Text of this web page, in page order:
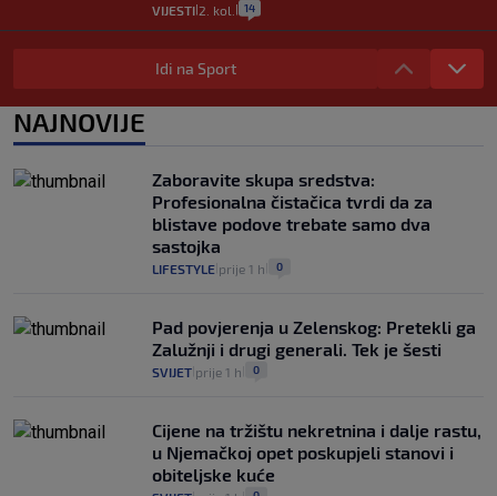
VIJESTI 2. kol. 14
"Kći je otišla na more, a zaboravila
zdravstvenu iskaznicu". Kakva su prava
pacijenata izvan mjesta prebivališta?
1
Plenković na 15 dana ukine mjere: "Ne bi
se dogodilo ništa. Vlada se zaljubila u te
intervencije"
30. srp. 25
Idi na Sport
NAJNOVIJE
Zaboravite skupa sredstva:
Profesionalna čistačica tvrdi da za
blistave podove trebate samo dva
sastojka
LIFESTYLE prije 1 h 0
Pad povjerenja u Zelenskog: Pretekli ga
Zalužnji i drugi generali. Tek je šesti
SVIJET prije 1 h 0
Cijene na tržištu nekretnina i dalje rastu,
u Njemačkoj opet poskupjeli stanovi i
obiteljske kuće